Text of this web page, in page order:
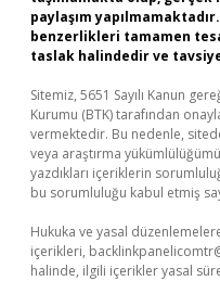
paylaşım
benzerlikleri tamamen
taslak halindedir ve
Sitemiz, 5651 Sayılı Kanun
Kurumu (BTK) tarafından
vermektedir. Bu nedenle,
veya araştırma
yazdıkları içeriklerin
bu sorumluluğu kabul etmiş
Hukuka ve yasal
içerikleri,
halinde, ilgili içerikler yasal